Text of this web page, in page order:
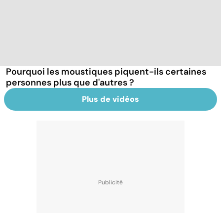
Pourquoi les moustiques piquent-ils certaines
personnes plus que d'autres ?
Plus de vidéos